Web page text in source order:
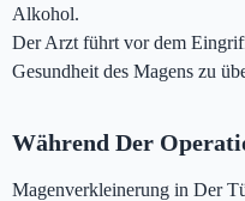
Alkohol.
Der Arzt führt vor dem
Gesundheit des Magens zu
Während Der
Magenverkleinerung in Der